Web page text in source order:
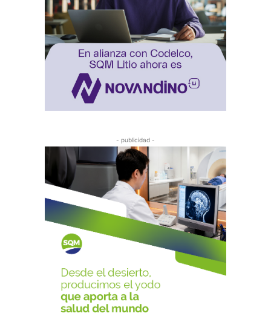
- publicidad -